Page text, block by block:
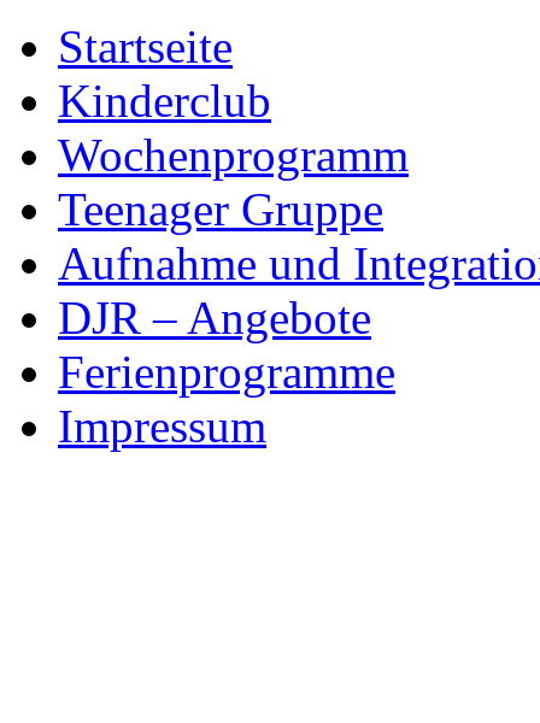
to
contentStartseite
Kinderclub
Wochenprogramm
Teenager Gruppe
Aufnahme und
DJR – Angebote
Ferienprogramme
Impressum